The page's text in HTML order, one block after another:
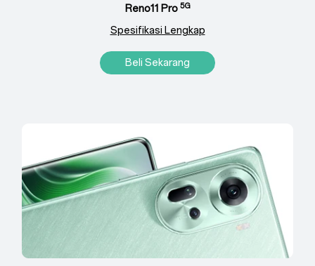
Reno11 Pro 5G
Spesifikasi Lengkap
Beli Sekarang